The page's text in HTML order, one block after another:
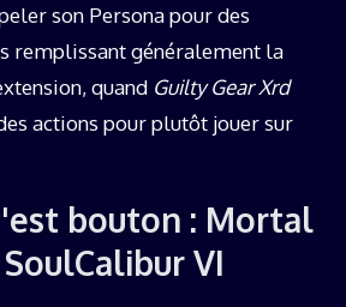
son Persona pour des
remplissant généralement la
quand Guilty Gear Xrd
actions pour plutôt jouer sur
VI